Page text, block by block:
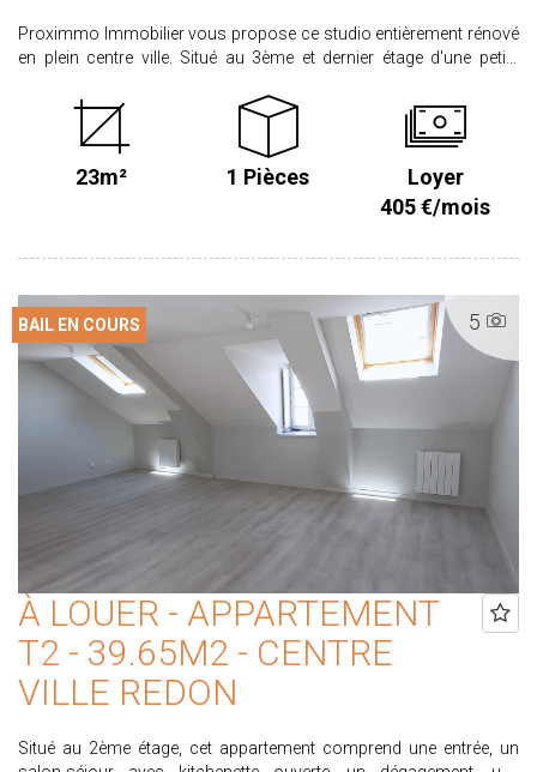
Proximmo Immobilier vous propose ce studio entièrement rénové
en plein centre ville. Situé au 3ème et dernier étage d'une petite
aménagée et équipée (plaque, hotte et petit réfrigérateur), un espace
nuit, une salle d'eau avec WC. Disponible le 3 Août 2026 Loyer de
405.00 € dont 20.00 € de provision pour charges. Honoraires
locataire : 248,93€ dont 67.89 € d'honoraires pour la réalisation de
www.georisques.gouv.fr
23m² 1 Pièces
Loyer
405 €/mois
5
BAIL EN COURS
À LOUER - APPARTEMENT
T2 - 39.65M2 - CENTRE
VILLE REDON
Situé au 2ème étage, cet appartement comprend une entrée, un